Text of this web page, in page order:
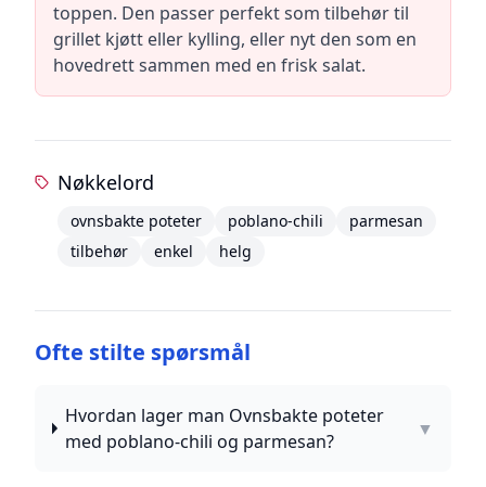
toppen. Den passer perfekt som tilbehør til
grillet kjøtt eller kylling, eller nyt den som en
hovedrett sammen med en frisk salat.
Nøkkelord
ovnsbakte poteter poblano-chili
parmesan
tilbehør
enkel helg
Ofte stilte spørsmål
Hvordan lager man Ovnsbakte poteter
med poblano-chili og parmesan?
▼